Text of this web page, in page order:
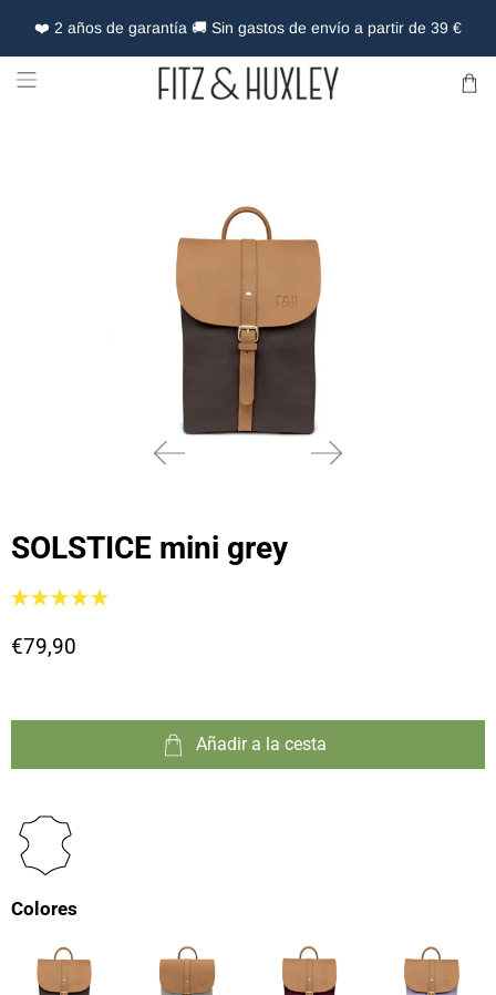
❤️ 2 años de garantía 🚚 Sin gastos de envío a partir de 39 €
SOLSTICE mini grey
€79,90
Añadir a la cesta
Colores